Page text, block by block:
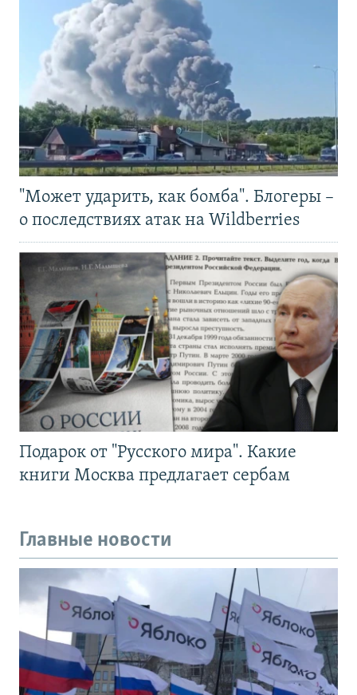
"Может ударить, как бомба". Блогеры –
о последствиях атак на Wildberries
Подарок от "Русского мира". Какие
книги Москва предлагает сербам
Главные новости